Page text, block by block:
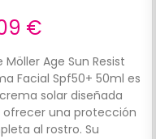
cutáneo.
50ml.
€
Möller Age Sun Resist
Facial Spf50+ 50ml es
solar diseñada
ofrecer una protección
al rostro. Su